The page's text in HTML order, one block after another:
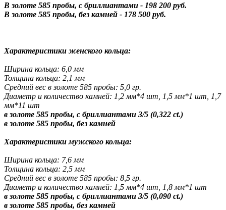
В золоте 585 пробы, с бриллиантами - 198 200 руб.
В золоте 585 пробы, без камней - 178 500 руб.
Характеристики женского кольца:
Ширина кольца: 6,0 мм
Толщина кольца: 2,1 мм
Средний вес в золоте 585 пробы: 5,0 гр.
Диаметр и количество камней: 1,2 мм*4 шт, 1,5 мм*1 шт, 1,7
мм*11 шт
в золоте 585 пробы, с бриллиантами 3/5 (0,322 ct.)
в золоте 585 пробы, без камней
Характеристики мужского кольца:
Ширина кольца: 7,6 мм
Толщина кольца: 2,5 мм
Средний вес в золоте 585 пробы: 8,5 гр.
Диаметр и количество камней: 1,5 мм*4 шт, 1,8 мм*1 шт
в золоте 585 пробы, с бриллиантами 3/5 (0,090 ct.)
в золоте 585 пробы, без камней